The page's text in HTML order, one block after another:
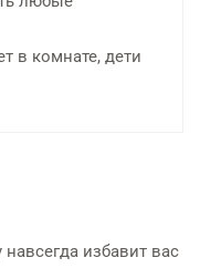
в комнате, дети
избавит вас